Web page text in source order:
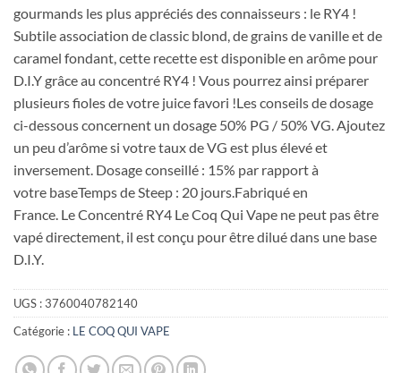
gourmands les plus appréciés des connaisseurs : le RY4 !
Subtile association de classic blond, de grains de vanille et de
caramel fondant, cette recette est disponible en arôme pour
D.I.Y grâce au concentré RY4 ! Vous pourrez ainsi préparer
plusieurs fioles de votre juice favori !Les conseils de dosage
ci-dessous concernent un dosage 50% PG / 50% VG. Ajoutez
un peu d’arôme si votre taux de VG est plus élevé et
inversement. Dosage conseillé : 15% par rapport à
votre baseTemps de Steep : 20 jours.Fabriqué en
France. Le Concentré RY4 Le Coq Qui Vape ne peut pas être
vapé directement, il est conçu pour être dilué dans une base
D.I.Y.
UGS :3760040782140
Catégorie : LE COQ QUI VAPE